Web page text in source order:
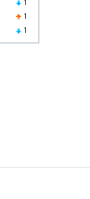
1
1
1